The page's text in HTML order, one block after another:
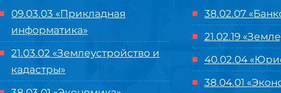
09.03.03 «Прикладная
информатика»
21.03.02 «Землеустройство и
кадастры»
38.02.07
21.02.19
40.02.04
38.04.01